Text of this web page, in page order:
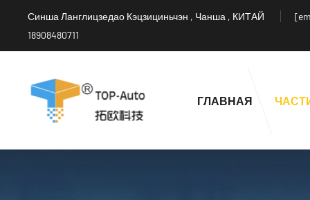
Синша Ланглицзедао Кэцзициньчэн , Чанша , КИТАЙ
18908480711
ГЛАВНАЯ